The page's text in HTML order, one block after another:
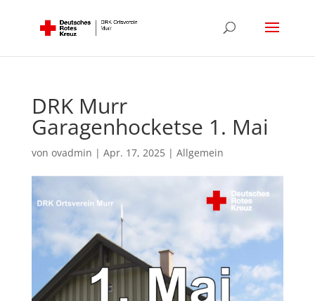
DRK Murr
Garagenhocketse 1. Mai
von ovadmin | Apr. 17, 2025| Allgemein